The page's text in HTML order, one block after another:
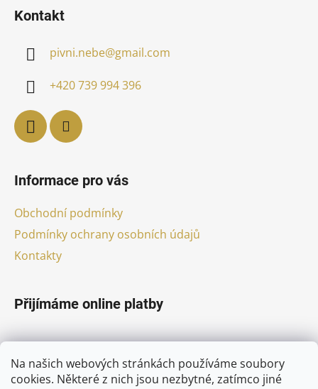
Na našich webových stránkách používáme soubory
cookies. Některé z nich jsou nezbytné, zatímco jiné
Kontakt
pivni.nebe@gmail.com
+420 739 994 396
Informace pro vás
Obchodní podmínky
Podmínky ochrany osobních údajů
Kontakty
Přijímáme online platby